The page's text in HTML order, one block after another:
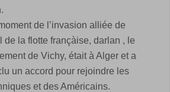
de l’invasion alliée de
de la flotte françàise, darlan , le
de Vichy, était à Alger et a
un accord pour rejoindre les
et des Américains.